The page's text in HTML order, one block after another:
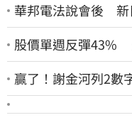
華邦電法說會後 新
股價單週反彈43%
贏了！謝金河列2數